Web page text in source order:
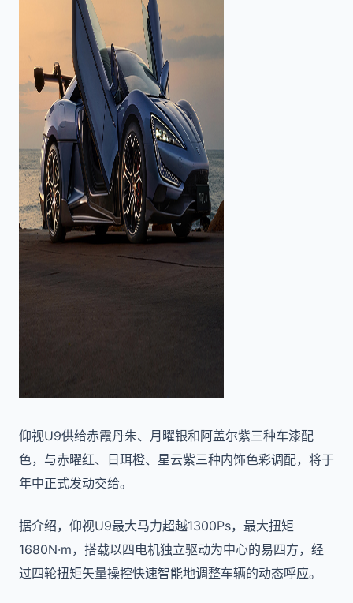
仰视U9供给赤霞丹朱、月曜银和阿盖尔紫三种车漆配
色，与赤曜红、日珥橙、星云紫三种内饰色彩调配，将于
年中正式发动交给。
据介绍，仰视U9最大马力超越1300Ps，最大扭矩
1680N·m，搭载以四电机独立驱动为中心的易四方，经
过四轮扭矩矢量操控快速智能地调整车辆的动态呼应。